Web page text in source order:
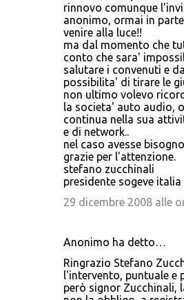
rinnovo comunque
anonimo, ormai in
venire alla luce!!
ma dal momento che
conto che sara'
salutare i convenuti e
possibilita' di tirare le
non ultimo volevo
la societa' auto audio,
continua nella sua
e di network..
nel caso avesse
grazie per l'attenzione.
stefano zucchinali
presidente sogeve
29 dicembre 2008 alle
Anonimo ha detto…
Ringrazio Stefano
l'intervento, puntuale e
però signor Zucchinali,